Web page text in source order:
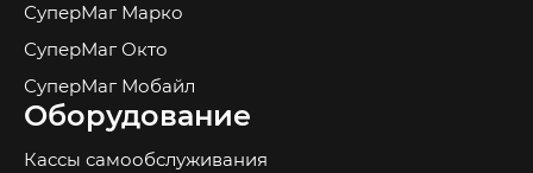
СуперМаг Марко
СуперМаг Окто
СуперМаг Мобайл
Оборудование
Кассы самообслуживания